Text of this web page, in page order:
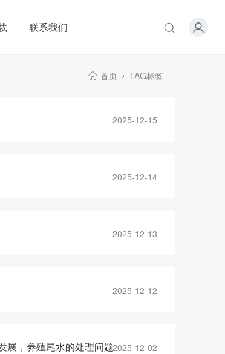
联系我们
首页 TAG标签
2025-12-15
2025-12-14
2025-12-13
2025-12-12
展，养殖尾水的处理问题2025-12-02